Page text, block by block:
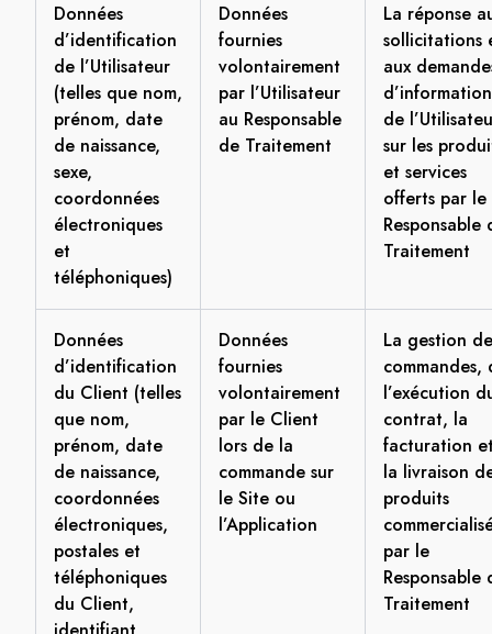
Données
d’identification
de l’Utilisateur
(telles que nom,
prénom, date
de naissance,
sexe,
coordonnées
électroniques
et
téléphoniques)
Données
fournies
volontairement
par l’Utilisateur
au Responsable
de Traitement
La réponse
sollicitations
aux
de
sur les
et services
offerts par le
Responsable
Traitement
Données
d’identification
du Client (telles
que nom,
prénom, date
de naissance,
coordonnées
électroniques,
postales et
téléphoniques
du Client,
Données
fournies
volontairement
par le Client
lors de la
commande sur
le Site ou
l’Application
La gestion
commandes,
l’exécution
contrat, la
facturation
la livraison
produits
par le
Responsable
Traitement